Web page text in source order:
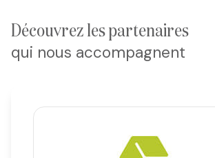
vendus
estimation
e-mail
découvrez les partenaires
qui nous accompagnent